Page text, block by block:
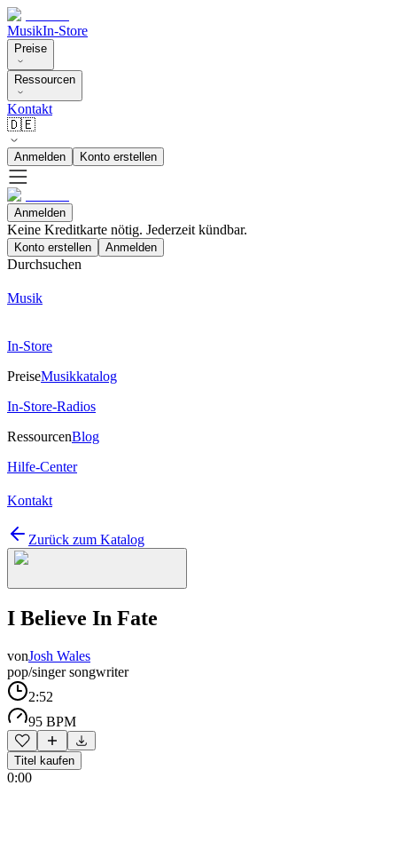
MusikIn-Store
Preise
Ressourcen
Kontakt
🇩🇪
Anmelden Konto erstellen
Anmelden
Keine Kreditkarte nötig. Jederzeit kündbar.
Konto erstellen Anmelden
Durchsuchen
Musik
In-Store
PreiseMusikkatalog
In-Store-Radios
RessourcenBlog
Hilfe-Center
Kontakt
Zurück zum Katalog
I Believe In Fate
vonJosh Wales
pop/singer songwriter
2:52
95 BPM
Titel kaufen
0:00